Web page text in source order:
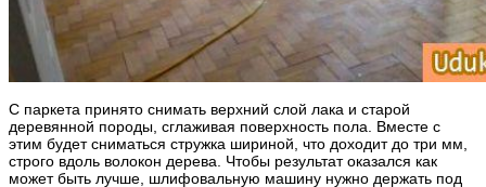
С паркета принято снимать верхний слой лака и старой
деревянной породы, сглаживая поверхность пола. Вместе с
этим будет сниматься стружка шириной, что доходит до три мм,
строго вдоль волокон дерева. Чтобы результат оказался как
может быть лучше, шлифовальную машину нужно держать под